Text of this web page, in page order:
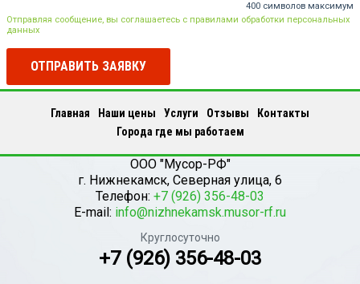
400 символов максимум
Отправляя сообщение, вы соглашаетесь с правилами обработки персональных
данных
ОТПРАВИТЬ ЗАЯВКУ
Главная Наши цены Услуги Отзывы
Контакты
Города где мы работаем
ООО "Мусор-РФ"
г. Нижнекамск, Северная улица, 6
Телефон: +7 (926) 356-48-03
E-mail: info@nizhnekamsk.musor-rf.ru
Круглосуточно
+7 (926) 356-48-03